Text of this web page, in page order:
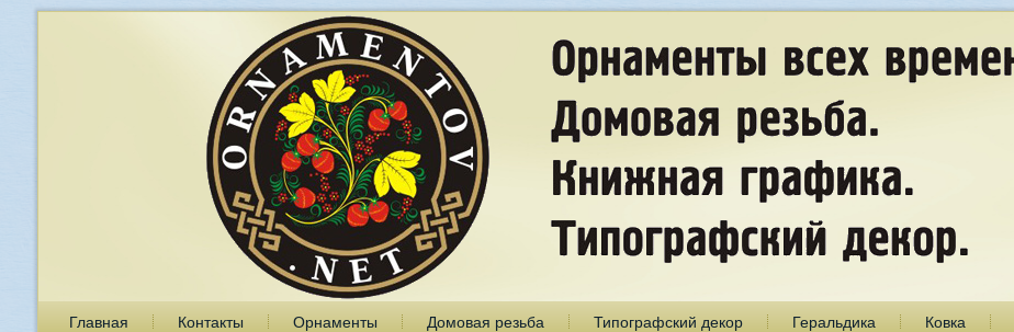
Главная Контакты Орнаменты Домовая резьба Типографский декор Геральдика Ковка